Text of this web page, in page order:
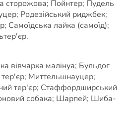
сторожова; Пойнтер; Пудель
Родезійський риджбек;
Самоїдська лайка (самоїд);
вівчарка малінуа; Бульдог
тер'єр; Миттельшнауцер;
тер'єр; Стаффордширський
собака; Шарпей; Шиба-